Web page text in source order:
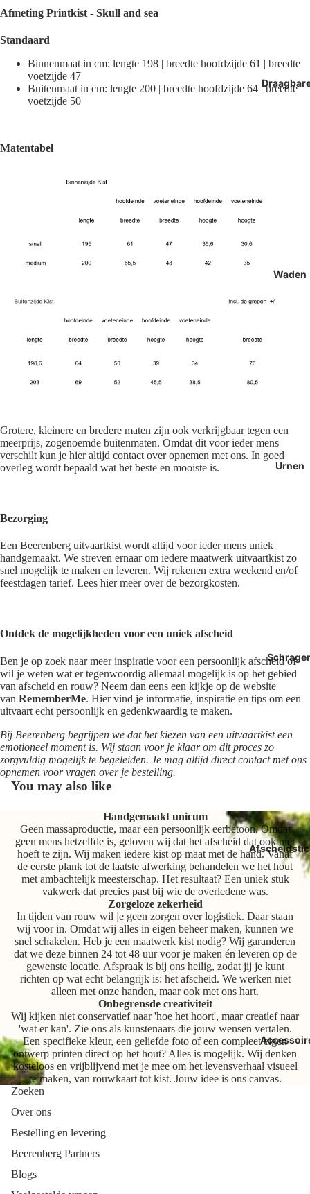
Waden
Urnen
Afmeting Printkist - Skull and sea
Standaard
Binnenmaat in cm: lengte 198 | breedte hoofdzijde 61 | breedte
voetzijde 47
Buitenmaat in cm: lengte 200 | breedte hoofdzijde 64 | breedte
voetzijde 50
Matentabel
Grotere, kleinere en bredere maten zijn ook verkrijgbaar tegen een
meerprijs, zogenoemde buitenmaten. Omdat dit voor ieder mens
verschilt kun je hier altijd contact over opnemen met ons. In goed
overleg wordt bepaald wat het beste en mooiste is.
Bezorging
Een Beerenberg uitvaartkist wordt altijd voor ieder mens uniek
handgemaakt. We streven ernaar om iedere maatwerk uitvaartkist zo
snel mogelijk te maken en leveren. Wij rekenen extra weekend en/of
feestdagen tarief. Lees hier meer over de bezorgkosten.
Ontdek de mogelijkheden voor een uniek afscheid
Ben je op zoek naar meer inspiratie voor een persoonlijk afscheid of
wil je weten wat er tegenwoordig allemaal mogelijk is op het gebied
van afscheid en rouw? Neem dan eens een kijkje op de website
van RememberMe. Hier vind je informatie, inspiratie en tips om een
uitvaart echt persoonlijk en gedenkwaardig te maken.
Bij Beerenberg begrijpen we dat het kiezen van een uitvaartkist een
emotioneel moment is. Wij staan voor je klaar om dit proces zo
zorgvuldig mogelijk te begeleiden. Je mag altijd direct contact met ons
opnemen voor vragen over je bestelling.
You may also like
Handgemaakt unicum
Geen massaproductie, maar een persoonlijk eerbetoon. Omdat
geen mens hetzelfde is, geloven wij dat het afscheid dat ook niet
hoeft te zijn. Wij maken iedere kist op maat met de hand. Vanaf
de eerste plank tot de laatste afwerking behandelen we het hout
met ambachtelijk meesterschap. Het resultaat? Een uniek stuk
vakwerk dat precies past bij wie de overledene was.
Zorgeloze zekerheid
In tijden van rouw wil je geen zorgen over logistiek. Daar staan
wij voor in. Omdat wij alles in eigen beheer maken, kunnen we
snel schakelen. Heb je een maatwerk kist nodig? Wij garanderen
dat we deze binnen 24 tot 48 uur voor je maken én leveren op de
gewenste locatie. Afspraak is bij ons heilig, zodat jij je kunt
richten op wat echt belangrijk is: het afscheid. We werken niet
alleen met onze handen, maar ook met ons hart.
Onbegrensde creativiteit
Wij kijken niet conservatief naar 'hoe het hoort', maar creatief naar
'wat er kan'. Zie ons als kunstenaars die jouw wensen vertalen.
Een specifieke kleur, een geliefde foto of een compleet eigen
ontwerp printen direct op het hout? Alles is mogelijk. Wij denken
kosteloos en vrijblijvend met je mee om het levensverhaal visueel
te maken, van rouwkaart tot kist. Jouw idee is ons canvas.
Zoeken
Over ons
Bestelling en levering
Beerenberg Partners
Blogs